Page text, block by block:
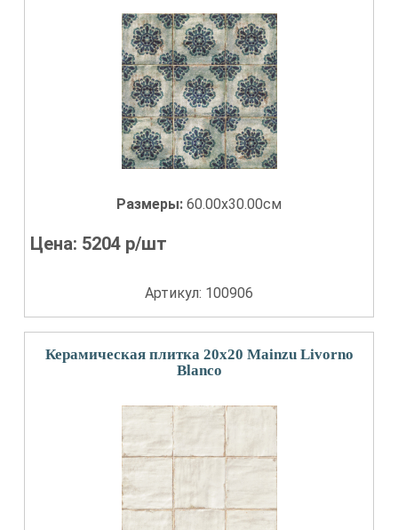
Размеры: 60.00x30.00см
Цена: 5204 р/шт
Артикул: 100906
Керамическая плитка 20x20 Mainzu Livorno
Blanco